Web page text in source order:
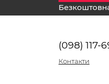
(098) 117-
Контакти